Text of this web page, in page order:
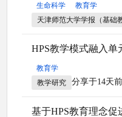
生命科学
教育学
天津师范大学学报（基础
HPS教学模式融入
教育学
教学研究
分享于14天前
基于HPS教育理念